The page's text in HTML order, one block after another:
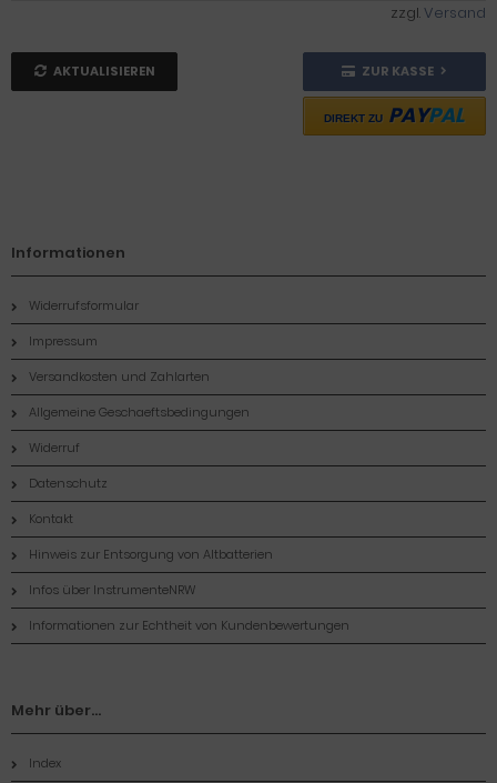
zzgl.Versand
AKTUALISIEREN ZUR KASSE
DIREKT ZU PAYPAL
Informationen
Widerrufsformular
Impressum
Versandkosten und Zahlarten
Allgemeine Geschaeftsbedingungen
Widerruf
Datenschutz
Kontakt
Hinweis zur Entsorgung von Altbatterien
Infos über InstrumenteNRW
Informationen zur Echtheit von Kundenbewertungen
Mehr über...
Index